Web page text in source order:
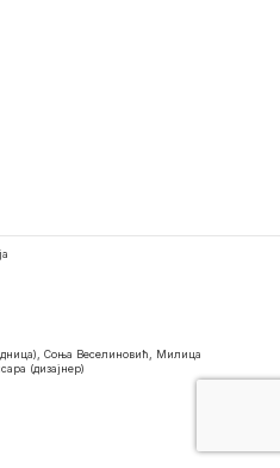
Соња Веселиновић, Милица
(дизајнер)